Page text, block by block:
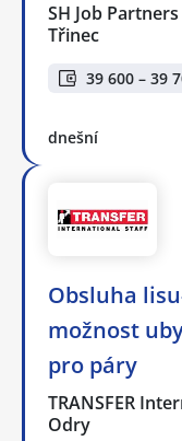
SH Job
Třinec
39 600 – 39
dnešní
Obsluha
možnost
pro páry
TRANSFER
Odry